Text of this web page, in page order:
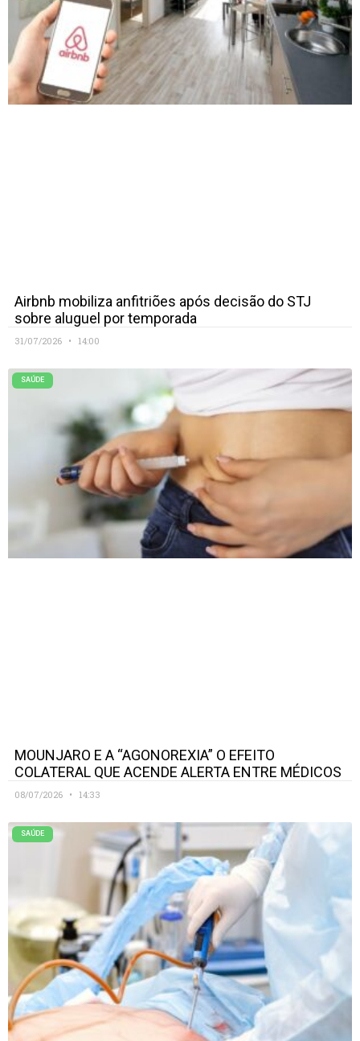
Airbnb mobiliza anfitriões após decisão do STJ
sobre aluguel por temporada
31/07/2026 14:00
SAÚDE
MOUNJARO E A “AGONOREXIA” O EFEITO
COLATERAL QUE ACENDE ALERTA ENTRE MÉDICOS
08/07/2026 14:33
SAÚDE